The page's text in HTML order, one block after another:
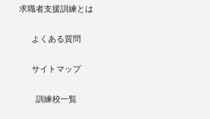
求職者支援訓練とは
よくある質問
サイトマップ
訓練校一覧